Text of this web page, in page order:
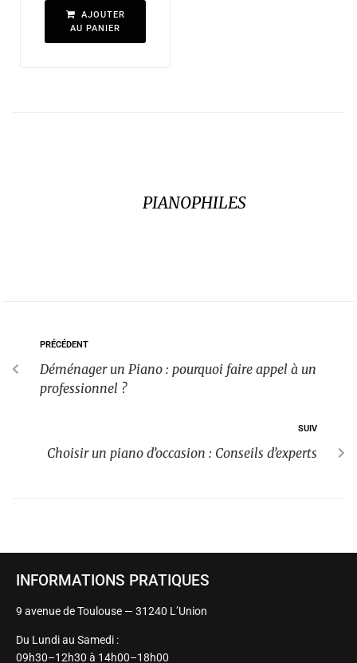
AJOUTER
AU PANIER
PIANOPHILES
PRÉCÉDENT
Déménager un Piano : pourquoi faire appel à un
professionnel ?
SUIV
Choisir un piano d’occasion : Conseils d’experts
INFORMATIONS PRATIQUES
9 avenue de Toulouse — 31240 L’Union
Du Lundi au Samedi :
09h30–12h30 à 14h00–18h00